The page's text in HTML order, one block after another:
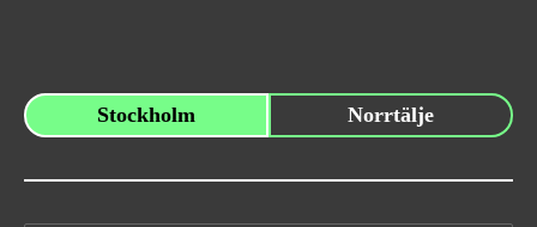
Stockholm Norrtälje